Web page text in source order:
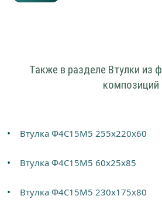
Также в разделе Втулки из
композиций
Втулка Ф4С15М5 255х220х60
Втулка Ф4С15М5 60х25х85
Втулка Ф4С15М5 230х175х80